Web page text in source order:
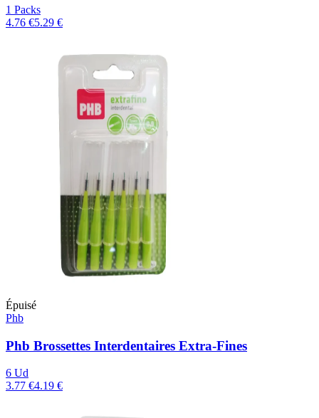
1 Packs
4.76 €5.29 €
Épuisé
Phb
Phb Brossettes Interdentaires Extra-Fines
6 Ud
3.77 €4.19 €